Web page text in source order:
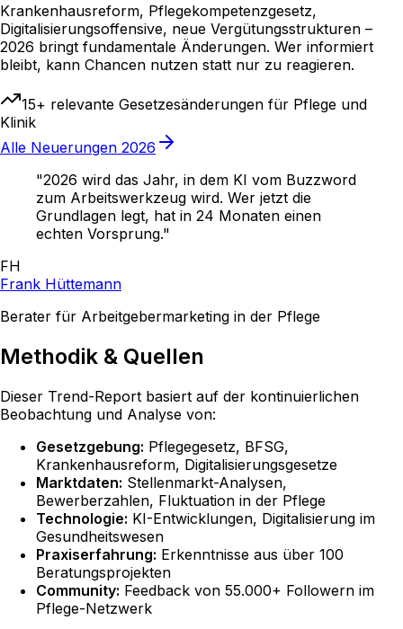
Krankenhausreform, Pflegekompetenzgesetz,
Digitalisierungsoffensive, neue Vergütungsstrukturen –
2026 bringt fundamentale Änderungen. Wer informiert
bleibt, kann Chancen nutzen statt nur zu reagieren.
15+ relevante Gesetzesänderungen für Pflege und
Klinik
Alle Neuerungen 2026
"2026 wird das Jahr, in dem KI vom Buzzword
zum Arbeitswerkzeug wird. Wer jetzt die
Grundlagen legt, hat in 24 Monaten einen
echten Vorsprung."
FH
Frank Hüttemann
Berater für Arbeitgebermarketing in der Pflege
Methodik & Quellen
Dieser Trend-Report basiert auf der kontinuierlichen
Beobachtung und Analyse von:
Gesetzgebung: Pflegegesetz, BFSG,
Krankenhausreform, Digitalisierungsgesetze
Marktdaten: Stellenmarkt-Analysen,
Bewerberzahlen, Fluktuation in der Pflege
Technologie: KI-Entwicklungen, Digitalisierung im
Gesundheitswesen
Praxiserfahrung: Erkenntnisse aus über 100
Beratungsprojekten
Community: Feedback von 55.000+ Followern im
Pflege-Netzwerk